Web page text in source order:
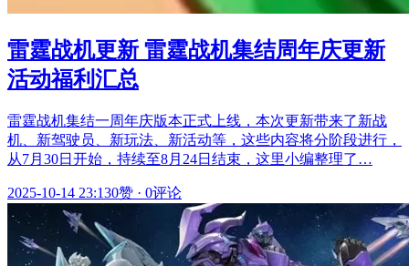
雷霆战机更新 雷霆战机集结周年庆更新
活动福利汇总
雷霆战机集结一周年庆版本正式上线，本次更新带来了新战
机、新驾驶员、新玩法、新活动等，这些内容将分阶段进行，
从7月30日开始，持续至8月24日结束，这里小编整理了…
2025-10-14 23:130赞 · 0评论